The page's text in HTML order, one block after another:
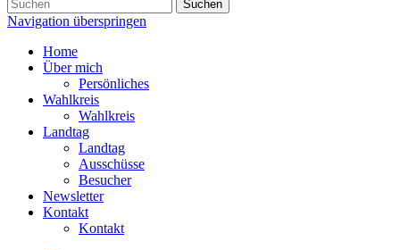
Suchen
Navigation überspringen
Home
Über mich
Persönliches
Wahlkreis
Wahlkreis
Landtag
Landtag
Ausschüsse
Besucher
Newsletter
Kontakt
Kontakt